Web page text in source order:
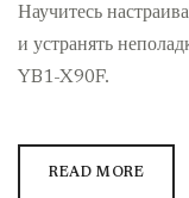
Научитесь
и устранять
YB1-X90F.
READ MORE